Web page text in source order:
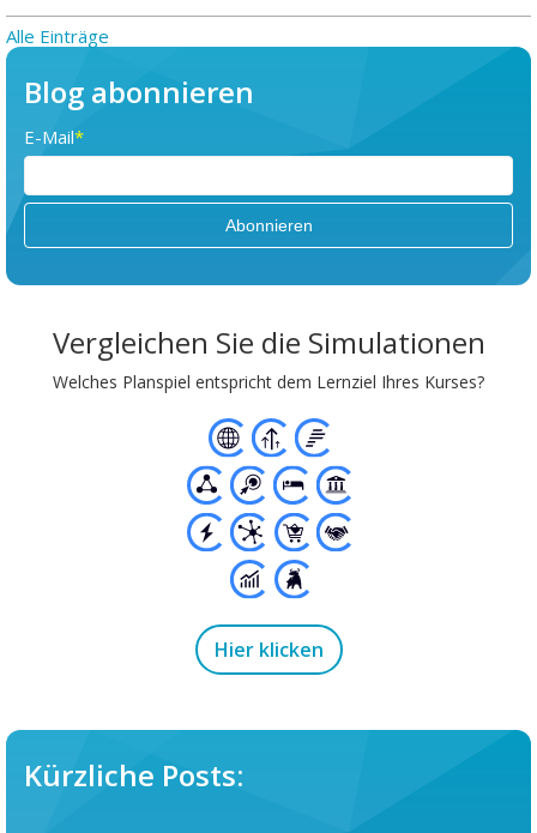
Alle Einträge
Blog abonnieren
E-Mail*
Vergleichen Sie die Simulationen
Welches Planspiel entspricht dem Lernziel Ihres Kurses?
Hier klicken
Kürzliche Posts: